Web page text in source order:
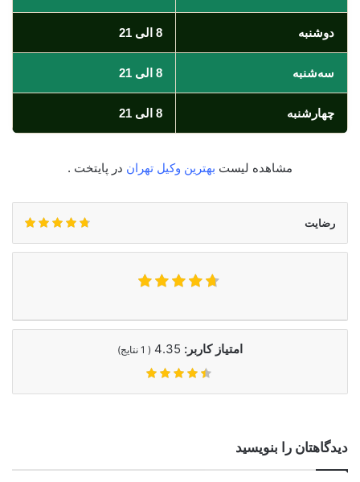
دوشنبه 8 الی 21
سه‌شنبه 8 الی 21
چهارشنبه 8 الی 21
مشاهده لیست بهترین وکیل تهران در پایتخت .
رضایت
امتیاز کاربر: 4.35
(
1 نتایج)
دیدگاهتان را بنویسید